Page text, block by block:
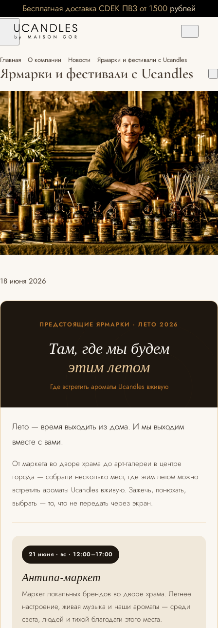
Бесплатная доставка CDEK ПВЗ от 1500 рублей
Главная О компании Новости Ярмарки и фестивали с Ucandles
Ярмарки и фестивали с Ucandles
18 июня 2026
ПРЕДСТОЯЩИЕ ЯРМАРКИ · ЛЕТО 2026
Там, где мы будем
этим летом
Где встретить ароматы Ucandles вживую
Лето — время выходить из дома. И мы выходим
вместе с вами.
От маркета во дворе храма до арт-галереи в центре
города — собрали несколько мест, где этим летом можно
встретить ароматы Ucandles вживую. Зажечь, понюхать,
выбрать — то, что не передать через экран.
21 июня · вс · 12:00–17:00
Антипа-маркет
Маркет локальных брендов во дворе храма. Летнее
настроение, живая музыка и наши ароматы — среди
света, людей и тихой благодати этого места.